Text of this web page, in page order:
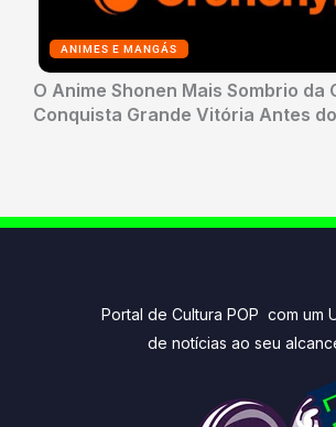
ANIMES E MANGÁS
O Anime Shonen Mais Sombrio da
Conquista Grande Vitória Antes
Portal de Cultura POP com um
de notícias ao seu